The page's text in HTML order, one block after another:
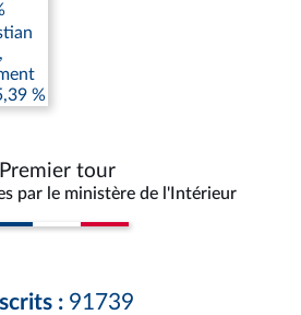
%
Premier tour
par le ministère de l'Intérieur
: 91739